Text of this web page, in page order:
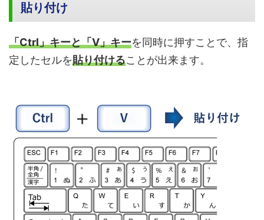
貼り付け
「Ctrl」キーと「V」キーを同時に押すことで、指
定したセルを貼り付けることが出来ます。